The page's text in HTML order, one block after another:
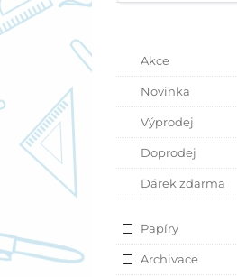
Akce
Novinka
Výprodej
Doprodej
Dárek zdarma
Papíry
Archivace